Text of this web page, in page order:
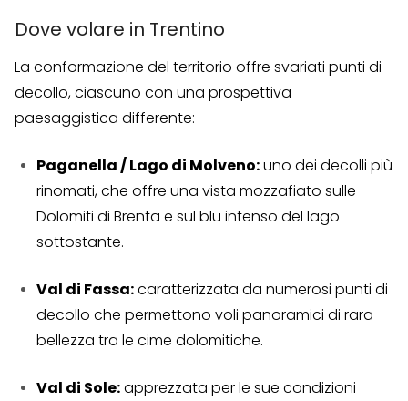
Dove volare in Trentino
La conformazione del territorio offre svariati punti di
decollo, ciascuno con una prospettiva
paesaggistica differente:
Paganella / Lago di Molveno:uno dei decolli più
rinomati, che offre una vista mozzafiato sulle
Dolomiti di Brenta e sul blu intenso del lago
sottostante.
Val di Fassa:caratterizzata da numerosi punti di
decollo che permettono voli panoramici di rara
bellezza tra le cime dolomitiche.
Val di Sole:apprezzata per le sue condizioni